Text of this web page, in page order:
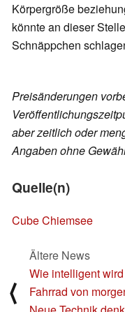
Körpergröße
könnte an dieser
Schnäppchen
Preisänderungen
aber zeitlich oder
Angaben ohne
Quelle(n)
Cube Chiemsee
⟨
Ältere News
Wie intelligent
Fahrrad von